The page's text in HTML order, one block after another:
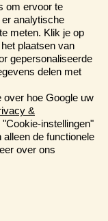
spotten in 's
Pantanal
van het
om ervoor te
analytische
meten. Klik je op
plaatsen van
gepersonaliseerde
delen met
over hoe Google uw
&
instellingen"
de functionele
over ons
naar behoren